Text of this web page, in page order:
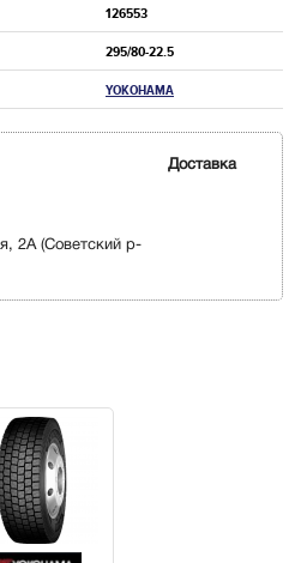
126553
295/80-22.5
YOKOHAMA
Доставка
2А (Советский р-